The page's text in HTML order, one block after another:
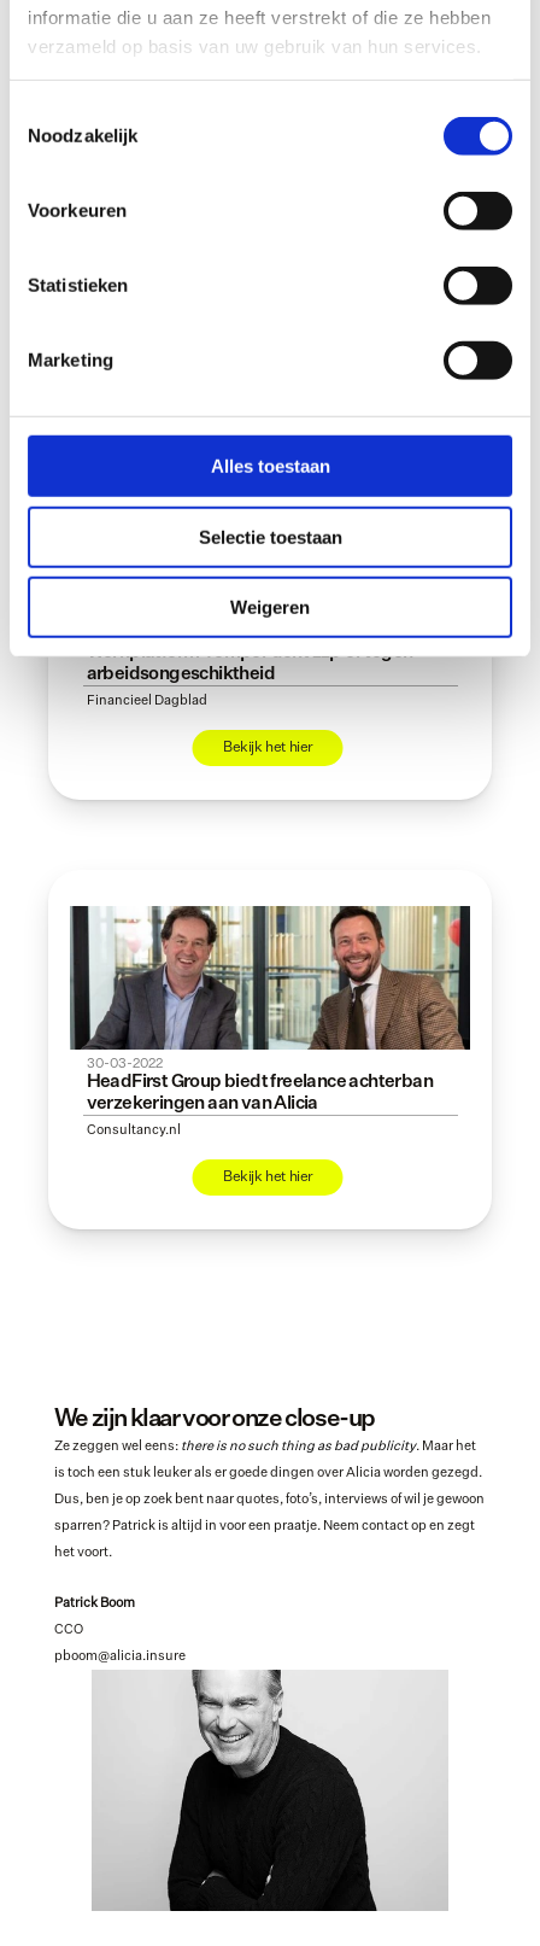
informatie die u aan ze heeft verstrekt of die ze hebben
verzameld op basis van uw gebruik van hun services.
Noodzakelijk
Voorkeuren
Statistieken
Marketing
Alles toestaan
Selectie toestaan
Weigeren
22-04-2022
Verzekeraar van de platformeconomie wint
07-04-2022
Werkplatform Temper dekt zzp’er tegen
arbeidsongeschiktheid
Financieel Dagblad
Bekijk het hier
30-03-2022
HeadFirst Group biedt freelance achterban
verzekeringen aan van Alicia
Consultancy.nl
Bekijk het hier
We zijn klaar voor onze close-up
Ze zeggen wel eens: there is no such thing as bad publicity. Maar het
is toch een stuk leuker als er goede dingen over Alicia worden gezegd.
Dus, ben je op zoek bent naar quotes, foto’s, interviews of wil je gewoon
sparren? Patrick is altijd in voor een praatje. Neem contact op en zegt
het voort.
Patrick Boom
CCO
pboom@alicia.insure